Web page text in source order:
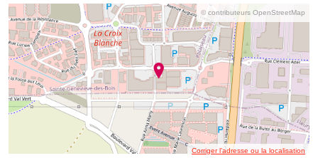
© contributeurs OpenStreetMap
Corriger l’adresse ou la localisation